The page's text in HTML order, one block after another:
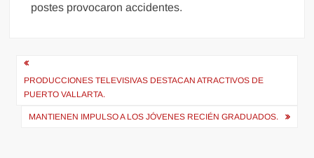
postes provocaron accidentes.
Navegación
de
entradas
PRODUCCIONES TELEVISIVAS DESTACAN ATRACTIVOS DE
PUERTO VALLARTA.
MANTIENEN IMPULSO A LOS JÓVENES RECIÉN GRADUADOS.